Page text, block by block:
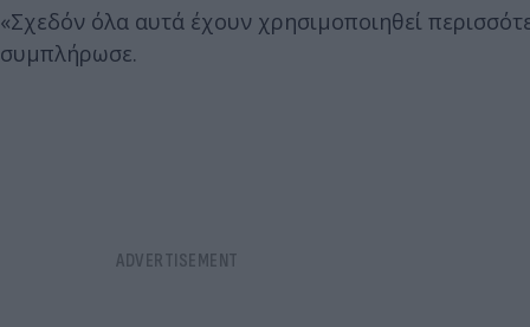
«Σχεδόν όλα αυτά έχουν χρησιμοποιηθεί
συμπλήρωσε.